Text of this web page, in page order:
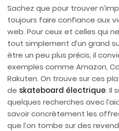
Sachez que pour trouver
toujours faire confiance aux
web. Pour ceux et celles qui
tout simplement d’un grand
être un peu plus précis, il
exemples comme Amazon,
Rakuten. On trouve sur ces
de skateboard électrique. Il
quelques recherches avec
savoir concrètement les
que l’on tombe sur des